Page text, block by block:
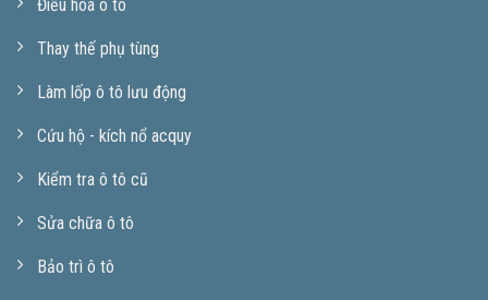
Điều hòa ô tô
Thay thế phụ tùng
Làm lốp ô tô lưu động
Cứu hộ - kích nổ acquy
Kiểm tra ô tô cũ
Sửa chữa ô tô
Bảo trì ô tô